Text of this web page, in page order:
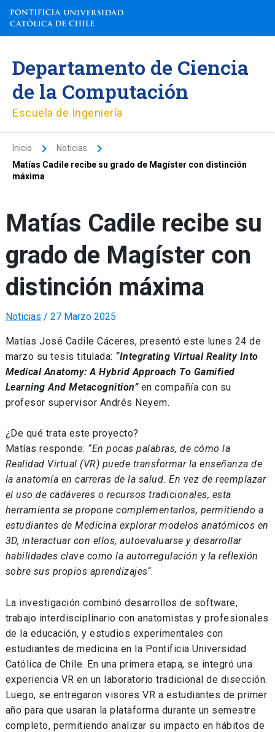
contenido
Departamento de Ciencia
de la Computación
Escuela de Ingeniería
Inicio
Noticias
Matías Cadile recibe su grado de Magíster con distinción
máxima
Matías Cadile recibe su
grado de Magíster con
distinción máxima
Noticias / 27 Marzo 2025
Matías José Cadile Cáceres, presentó este lunes 24 de
marzo su tesis titulada: “Integrating Virtual Reality Into
Medical Anatomy: A Hybrid Approach To Gamified
Learning And Metacognition”en compañía con su
profesor supervisor Andrés Neyem.
¿De qué trata este proyecto?
Matías responde: “En pocas palabras, de cómo la
Realidad Virtual (VR) puede transformar la enseñanza de
la anatomía en carreras de la salud. En vez de reemplazar
el uso de cadáveres o recursos tradicionales, esta
herramienta se propone complementarlos, permitiendo a
estudiantes de Medicina explorar modelos anatómicos en
3D, interactuar con ellos, autoevaluarse y desarrollar
habilidades clave como la autorregulación y la reflexión
sobre sus propios aprendizajes“.
La investigación combinó desarrollos de software,
trabajo interdisciplinario con anatomistas y profesionales
de la educación, y estudios experimentales con
estudiantes de medicina en la Pontificia Universidad
Católica de Chile. En una primera etapa, se integró una
experiencia VR en un laboratorio tradicional de disección.
Luego, se entregaron visores VR a estudiantes de primer
año para que usaran la plataforma durante un semestre
completo, permitiendo analizar su impacto en hábitos de